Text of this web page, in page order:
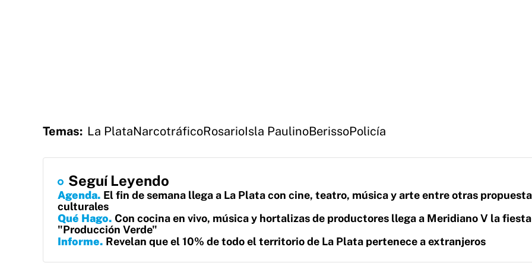
Temas: La PlataNarcotráficoRosarioIsla PaulinoBerissoPolicía
Seguí Leyendo
Agenda El fin de semana llega a La Plata con cine, teatro, música y arte entre otras
culturales
Qué Hago Con cocina en vivo, música y hortalizas de productores llega a Meridiano V la fiesta
"Producción Verde"
Informe Revelan que el 10% de todo el territorio de La Plata pertenece a extranjeros